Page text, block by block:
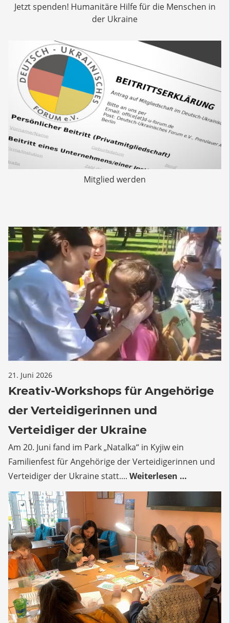
Jetzt spenden! Humanitäre Hilfe für die Menschen in
der Ukraine
Mitglied werden
21. Juni 2026
Kreativ-
Workshops
für
der
Verteidigerinnen
und
Verteidiger
Ukraine
Kreativ-Workshops für Angehörige
der Verteidigerinnen und
Verteidiger der Ukraine
Am 20. Juni fand im Park „Natalka“ in Kyjiw ein
Familienfest für Angehörige der Verteidigerinnen und
Verteidiger der Ukraine statt.... Weiterlesen …